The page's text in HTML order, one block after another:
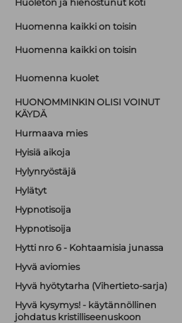
Huoleton ja hienostunut koti
Huomenna kaikki on toisin
Huomenna kaikki on toisin
Huomenna kuolet
HUONOMMINKIN OLISI VOINUT
KÄYDÄ
Hurmaava mies
Hyisiä aikoja
Hylynryöstäjä
Hylätyt
Hypnotisoija
Hypnotisoija
Hytti nro 6 - Kohtaamisia junassa
Hyvä aviomies
Hyvä hyötytarha (Vihertieto-sarja)
Hyvä kysymys! - käytännöllinen
johdatus kristilliseenuskoon